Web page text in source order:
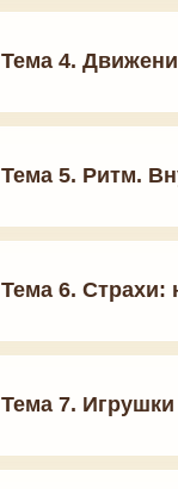
Тема 4.
Тема 5. Ритм.
Тема 6. Страхи:
Тема 7.